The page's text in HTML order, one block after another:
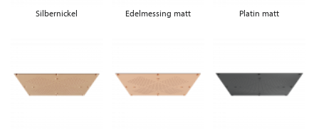
Silbernickel Edelmessing matt Platin matt